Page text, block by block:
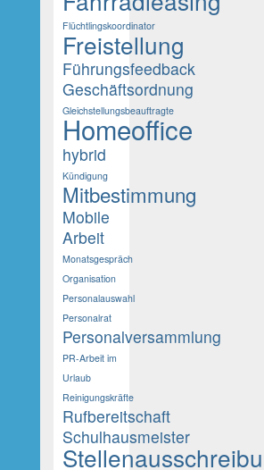
Flüchtlingskoordinator
Freistellung
Führungsfeedback
Geschäftsordnung
Gleichstellungsbeauftragte
Homeoffice
hybrid
Kündigung
Mitbestimmung
Mobile
Arbeit
Monatsgespräch
Organisation
Personalauswahl
Personalrat
Personalversammlung
PR-Arbeit im
Urlaub
Reinigungskräfte
Rufbereitschaft
Schulhausmeister